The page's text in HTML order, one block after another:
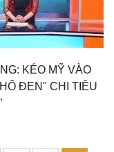
KÉO MỸ VÀO
ĐEN" CHI TIÊU